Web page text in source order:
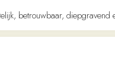
&amp; cultuur door Het